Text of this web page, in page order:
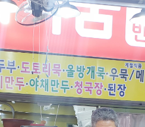
모래내즉석핫바
식품
010-2626-6335
구월로276번길 61